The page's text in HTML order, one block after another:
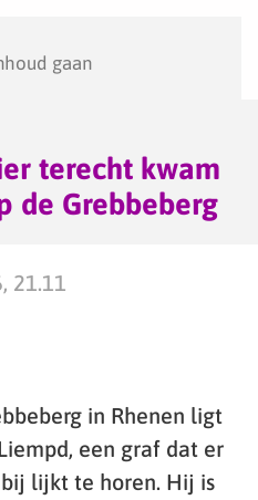
gaan
terecht kwam
de Grebbeberg
21.11
in Rhenen ligt
een graf dat er
lijkt te horen. Hij is